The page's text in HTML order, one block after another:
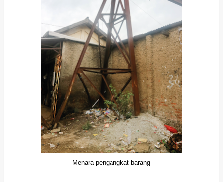
Menara pengangkat barang